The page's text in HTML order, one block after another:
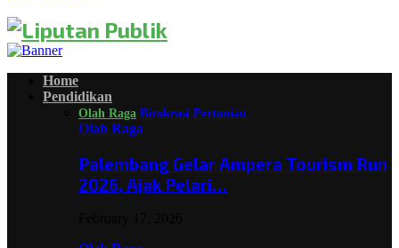
Home
Pendidikan
Olah Raga Birokrasi Pertanian
Olah Raga
Palembang Gelar Ampera Tourism Run
2026, Ajak Pelari…